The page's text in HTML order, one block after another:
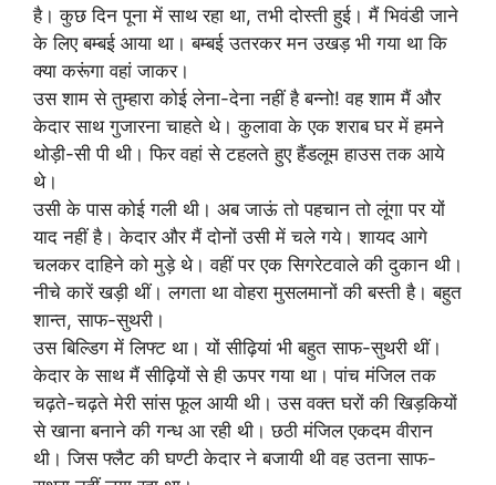
है। कुछ दिन पूना में साथ रहा था, तभी दोस्ती हुई। मैं भिवंडी जाने
के लिए बम्बई आया था। बम्बई उतरकर मन उखड़ भी गया था कि
क्या करूंगा वहां जाकर।
उस शाम से तुम्हारा कोई लेना-देना नहीं है बन्नो! वह शाम मैं और
केदार साथ गुजारना चाहते थे। कुलावा के एक शराब घर में हमने
थोड़ी-सी पी थी। फिर वहां से टहलते हुए हैंडलूम हाउस तक आये
थे।
उसी के पास कोई गली थी। अब जाऊं तो पहचान तो लूंगा पर यों
याद नहीं है। केदार और मैं दोनों उसी में चले गये। शायद आगे
चलकर दाहिने को मुड़े थे। वहीं पर एक सिगरेटवाले की दुकान थी।
नीचे कारें खड़ी थीं। लगता था वोहरा मुसलमानों की बस्ती है। बहुत
शान्त, साफ-सुथरी।
उस बिल्डिग में लिफ्ट था। यों सीढ़ियां भी बहुत साफ-सुथरी थीं।
केदार के साथ मैं सीढ़ियों से ही ऊपर गया था। पांच मंजिल तक
चढ़ते-चढ़ते मेरी सांस फूल आयी थी। उस वक्त घरों की खिड़कियों
से खाना बनाने की गन्ध आ रही थी। छठी मंजिल एकदम वीरान
थी। जिस फ्लैट की घण्टी केदार ने बजायी थी वह उतना साफ-